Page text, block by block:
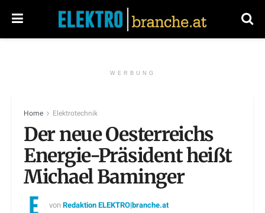
WERBUNG
Home Elektrotechnik
Der neue Oesterreichs
Energie-Präsident heißt
Michael Baminger
vonRedaktion ELEKTRO|branche.at